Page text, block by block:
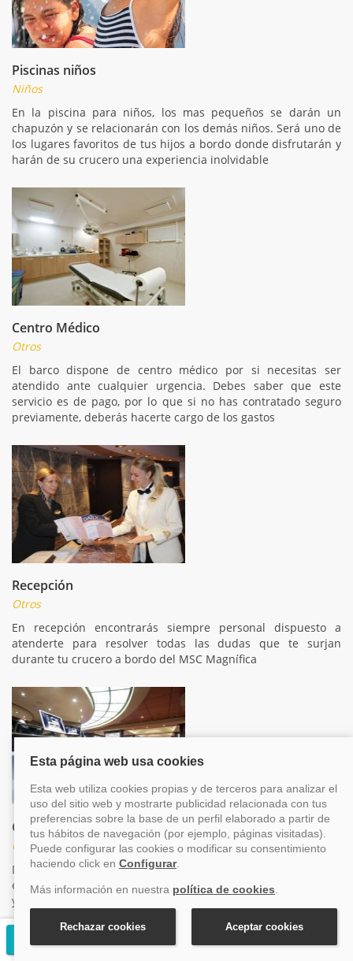
Piscinas niños
Niños
En la piscina para niños, los mas pequeños se darán un
chapuzón y se relacionarán con los demás niños. Será uno de
los lugares favoritos de tus hijos a bordo donde disfrutarán y
harán de su crucero una experiencia inolvidable
Centro Médico
Otros
El barco dispone de centro médico por si necesitas ser
atendido ante cualquier urgencia. Debes saber que este
servicio es de pago, por lo que si no has contratado seguro
previamente, deberás hacerte cargo de los gastos
Recepción
Otros
En recepción encontrarás siempre personal dispuesto a
atenderte para resolver todas las dudas que te surjan
durante tu crucero a bordo del MSC Magnífica
Galería de fotos
Otros
Durante el crucero se realizaran fotografías y las
expondremos en esta sección. Y si deseas, puedes adquirirlas
y pasarán a ser uno de los mejores recuerdos de tu crucero.